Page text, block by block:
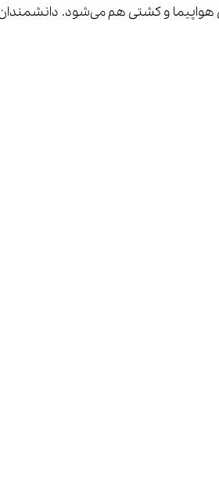
درباره اصول و قانون ترمودینامیک صحبت شده است. اصلی